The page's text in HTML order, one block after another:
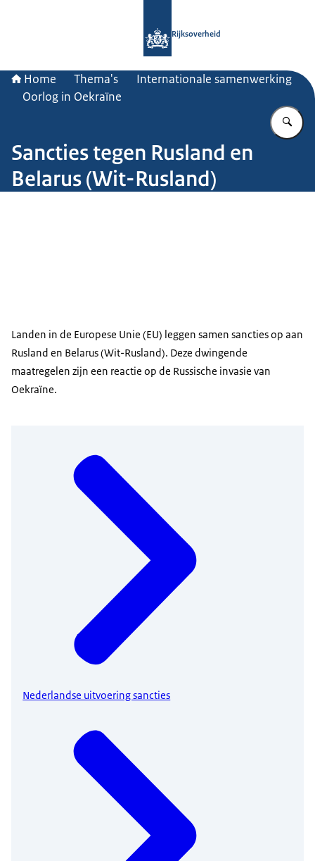
Rijksoverheid
Home Thema's
Internationale samenwerking
Oorlog in Oekraïne
Sancties tegen Rusland en
Belarus (Wit-Rusland)
Landen in de Europese Unie (EU) leggen samen sancties op aan
Rusland en Belarus (Wit-Rusland). Deze dwingende
maatregelen zijn een reactie op de Russische invasie van
Oekraïne.
Nederlandse uitvoering sancties